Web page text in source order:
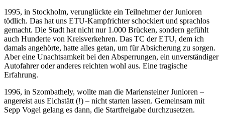
1995, in Stockholm, verunglückte ein Teilnehmer der Junioren
tödlich. Das hat uns ETU-Kampfrichter schockiert und sprachlos
gemacht. Die Stadt hat nicht nur 1.000 Brücken, sondern gefühlt
auch Hunderte von Kreisverkehren. Das TC der ETU, dem ich
damals angehörte, hatte alles getan, um für Absicherung zu sorgen.
Aber eine Unachtsamkeit bei den Absperrungen, ein unverständiger
Autofahrer oder anderes reichten wohl aus. Eine tragische
Erfahrung.
1996, in Szombathely, wollte man die Mariensteiner Junioren –
angereist aus Eichstätt (!) – nicht starten lassen. Gemeinsam mit
Sepp Vogel gelang es dann, die Startfreigabe durchzusetzen.